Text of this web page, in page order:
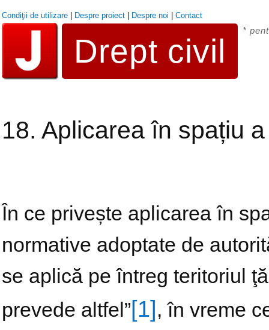
Condiţii de utilizare| Despre proiect| Despre noi Contact
Drept civil
*
18. Aplicarea în spațiu
În ce privește aplicarea în
normative adoptate de
se aplică pe întreg teritoriul
prevede altfel”[1] , în vreme